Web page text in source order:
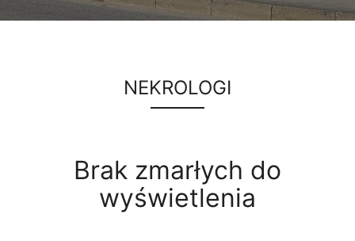
NEKROLOGI
Brak zmarłych do
wyświetlenia